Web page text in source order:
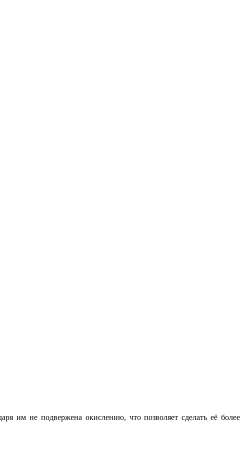
им не подвержена окислению, что позволяет сделать её более